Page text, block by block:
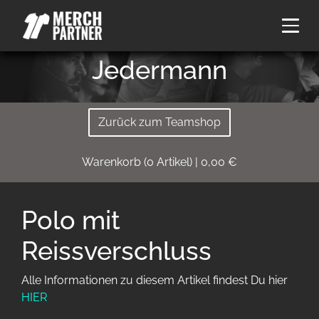
Jedermann
Zurück zum Teamshop
Warenkorb (0 Artikel) | 0,00 €
Polo mit
Reissverschluss
Alle Informationen zu diesem Artikel findest Du hier
HIER